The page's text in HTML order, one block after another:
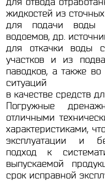
жидкостей из
для подачи воды
водоемов, др.
для откачки воды
участков и из
паводков, а также
ситуаций
в качестве средств
Погружные
отличными
характеристиками,
эксплуатации и
подход к
выпускаемой
срок исправной